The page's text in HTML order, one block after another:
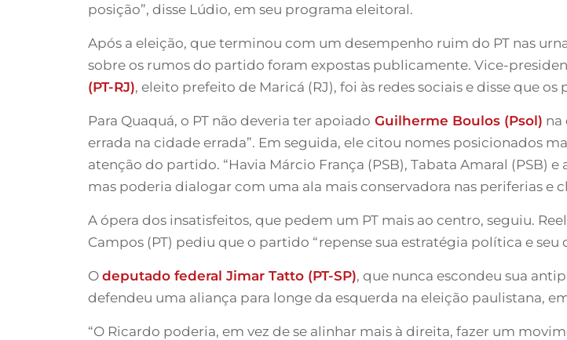
posição”, disse Lúdio, em seu programa eleitoral.
Após a eleição, que terminou com um desempenho ruim do PT nas
sobre os rumos do partido foram expostas publicamente. Vice-
(PT-RJ), eleito prefeito de Maricá (RJ), foi às redes sociais e disse que os
Para Quaquá, o PT não deveria ter apoiado Guilherme Boulos (Psol) na
errada na cidade errada”. Em seguida, ele citou nomes posicionados
atenção do partido. “Havia Márcio França (PSB), Tabata Amaral (PSB)
mas poderia dialogar com uma ala mais conservadora nas periferias e
A ópera dos insatisfeitos, que pedem um PT mais ao centro, seguiu.
Campos (PT) pediu que o partido “repense sua estratégia política e
O deputado federal Jimar Tatto (PT-SP), que nunca escondeu sua
defendeu uma aliança para longe da esquerda na eleição paulistana,
“O Ricardo poderia, em vez de se alinhar mais à direita, fazer um